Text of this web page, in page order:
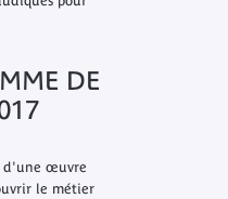
DE
d'une œuvre
le métier